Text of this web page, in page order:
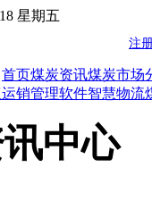
星期五
首页煤炭资讯煤炭市场
运销管理软件智慧物流
中心